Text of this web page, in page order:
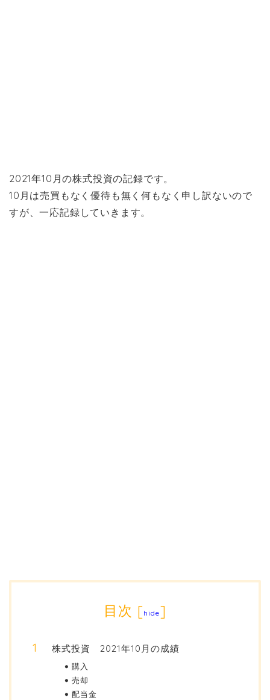
2021年10月の株式投資の記録です。
10月は売買もなく優待も無く何もなく申し訳ないので
すが、一応記録していきます。
目次 [hide]
株式投資 2021年10月の成績
購入
売却
配当金